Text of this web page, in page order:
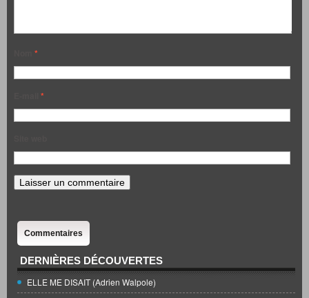
*
*
Commentaires
DERNIÈRES DÉCOUVERTES
ELLE ME DISAIT (Adrien Walpole)